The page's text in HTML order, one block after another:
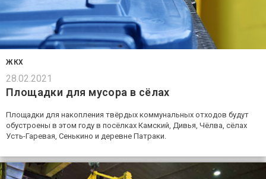
ЖКХ
28.02.2021
Площадки для мусора в сёлах
Площадки для накопления твёрдых коммунальных отходов будут
обустроены в этом году в посёлках Камский, Дивья, Чёлва, сёлах
Усть-Гаревая, Сенькино и деревне Патраки.